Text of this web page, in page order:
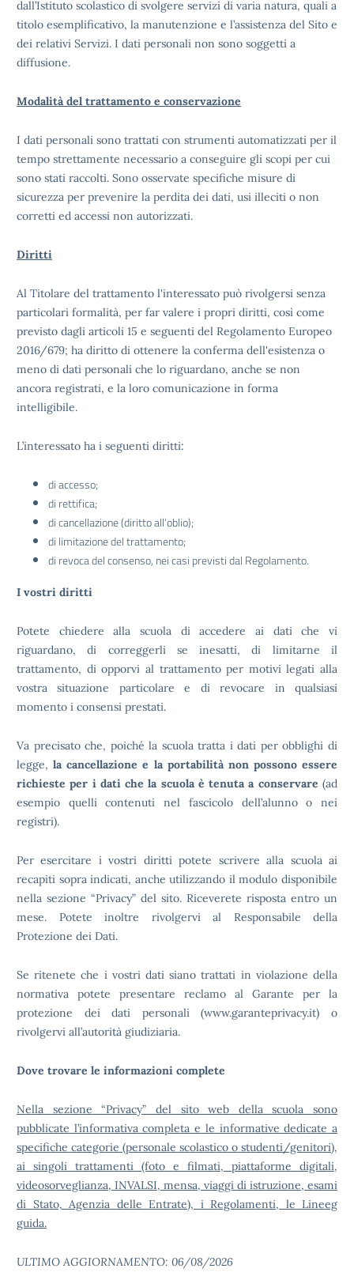
dall’Istituto scolastico di svolgere servizi di varia natura, quali a
titolo esemplificativo, la manutenzione e l’assistenza del Sito e
dei relativi Servizi. I dati personali non sono soggetti a
diffusione.
Modalità del trattamento e conservazione
I dati personali sono trattati con strumenti automatizzati per il
tempo strettamente necessario a conseguire gli scopi per cui
sono stati raccolti. Sono osservate specifiche misure di
sicurezza per prevenire la perdita dei dati, usi illeciti o non
corretti ed accessi non autorizzati.
Diritti
Al Titolare del trattamento l'interessato può rivolgersi senza
particolari formalità, per far valere i propri diritti, così come
previsto dagli articoli 15 e seguenti del Regolamento Europeo
2016/679; ha diritto di ottenere la conferma dell'esistenza o
meno di dati personali che lo riguardano, anche se non
ancora registrati, e la loro comunicazione in forma
intelligibile.
L’interessato ha i seguenti diritti:
di accesso;
di rettifica;
di cancellazione (diritto all’oblio);
di limitazione del trattamento;
di revoca del consenso, nei casi previsti dal Regolamento.
I vostri diritti
Potete chiedere alla scuola di accedere ai dati che vi
riguardano, di correggerli se inesatti, di limitarne il
trattamento, di opporvi al trattamento per motivi legati alla
vostra situazione particolare e di revocare in qualsiasi
momento i consensi prestati.
Va precisato che, poiché la scuola tratta i dati per obblighi di
legge,la cancellazione e la portabilità non possono essere
richieste per i dati che la scuola è tenuta a conservare (ad
esempio quelli contenuti nel fascicolo dell’alunno o nei
registri).
Per esercitare i vostri diritti potete scrivere alla scuola ai
recapiti sopra indicati, anche utilizzando il modulo disponibile
nella sezione “Privacy” del sito. Riceverete risposta entro un
mese. Potete inoltre rivolgervi al Responsabile della
Protezione dei Dati.
Se ritenete che i vostri dati siano trattati in violazione della
normativa potete presentare reclamo al Garante per la
protezione dei dati personali (www.garanteprivacy.it) o
rivolgervi all’autorità giudiziaria.
Dove trovare le informazioni complete
Nella sezione “Privacy” del sito web della scuola sono
pubblicate l’informativa completa e le informative dedicate a
specifiche categorie (personale scolastico o studenti/genitori),
ai singoli trattamenti (foto e filmati, piattaforme digitali,
videosorveglianza, INVALSI, mensa, viaggi di istruzione, esami
di Stato, Agenzia delle Entrate), i Regolamenti, le Lineeg
guida.
ULTIMO AGGIORNAMENTO: 06/08/2026